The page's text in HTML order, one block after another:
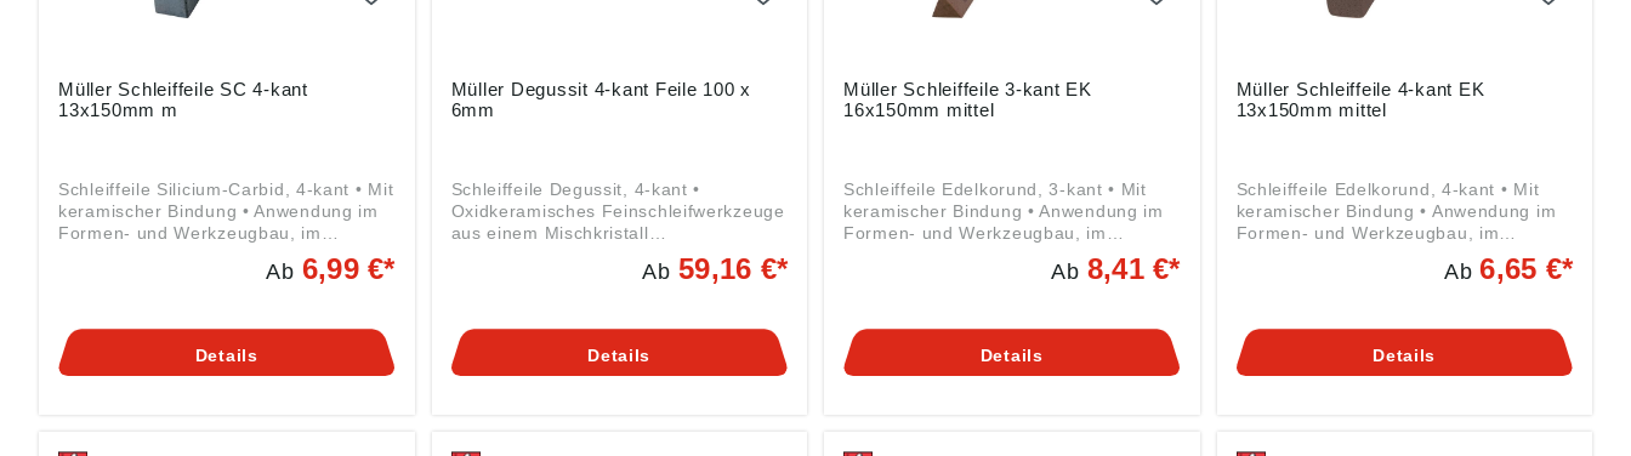
Müller Schleiffeile SC 4-kant
13x150mm m
Schleiffeile Silicium-Carbid, 4-kant • Mit
keramischer Bindung • Anwendung im
Formen- und Werkzeugbau, im
Apparatebau • Zum Werkzeugschleifen
Werkzeugen und vor allem auch an
allen Werkzeugen für die Kunststoff-
Bearbeiten von Aluminium, Bronze,
Ab 6,99 €*
Details
Müller Degussit 4-kant Feile 100 x
6mm
Schleiffeile Degussit, 4-kant •
Oxidkeramisches Feinschleifwerkzeuge
aus einem Mischkristall
außergewöhnlicher Härte, dessen
Hauptbestandteil Korund
der gesinterten Kristalle einen hohen
Widerstand gegen Abnutzung und
einer ausgezeichneten
Ab59,16 €*
Details
Müller Schleiffeile 3-kant EK
16x150mm mittel
Schleiffeile Edelkorund, 3-kant • Mit
keramischer Bindung • Anwendung im
Formen- und Werkzeugbau, im
Apparatebau • Zum Werkzeugschleifen
Werkzeugen und vor allem auch an
allen Werkzeugen für die Kunststoff-
Werkzeugen, Präzisionsmessgeräten,
Ab 8,41 €*
Details
Müller Schleiffeile 4-kant EK
13x150mm mittel
Schleiffeile Edelkorund, 4-kant • Mit
keramischer Bindung • Anwendung im
Formen- und Werkzeugbau, im
Apparatebau • Zum Werkzeugschleifen
Werkzeugen und vor allem auch an
allen Werkzeugen für die Kunststoff-
Werkzeugen, Präzisionsmessgeräten,
Ab6,65 €*
Details